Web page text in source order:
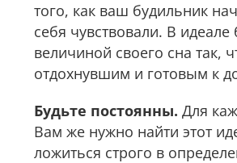
того, как ваш будильник
себя чувствовали. В
величиной своего сна так,
отдохнувшим и готовым к
Будьте постоянны. Для
Вам же нужно найти этот
ложиться строго в